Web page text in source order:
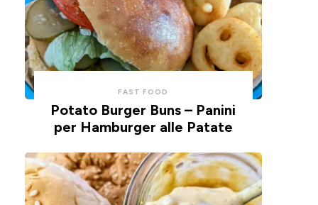
FAST FOOD
Potato Burger Buns – Panini
per Hamburger alle Patate